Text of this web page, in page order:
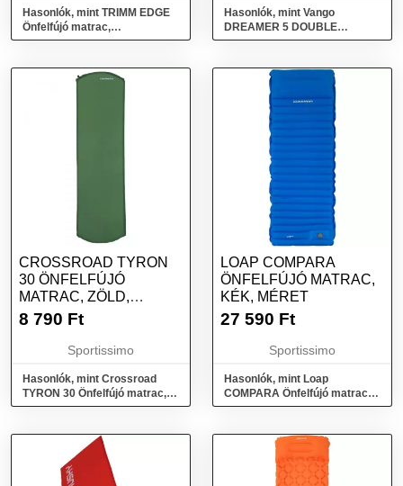
Hasonlók, mint TRIMM EDGE
Önfelfújó matrac,
narancssárga, méret
Hasonlók, mint Vango
DREAMER 5 DOUBLE
Kétszemélyes önfelfújó
CROSSROAD TYRON
30 ÖNFELFÚJÓ
MATRAC, ZÖLD,
MÉRET
8 790 Ft
Sportissimo
Hasonlók, mint Crossroad
TYRON 30 Önfelfújó matrac,
zöld, méret
LOAP COMPARA
ÖNFELFÚJÓ MATRAC,
KÉK, MÉRET
27 590 Ft
Sportissimo
Hasonlók, mint Loap
COMPARA Önfelfújó matrac,
kék, méret